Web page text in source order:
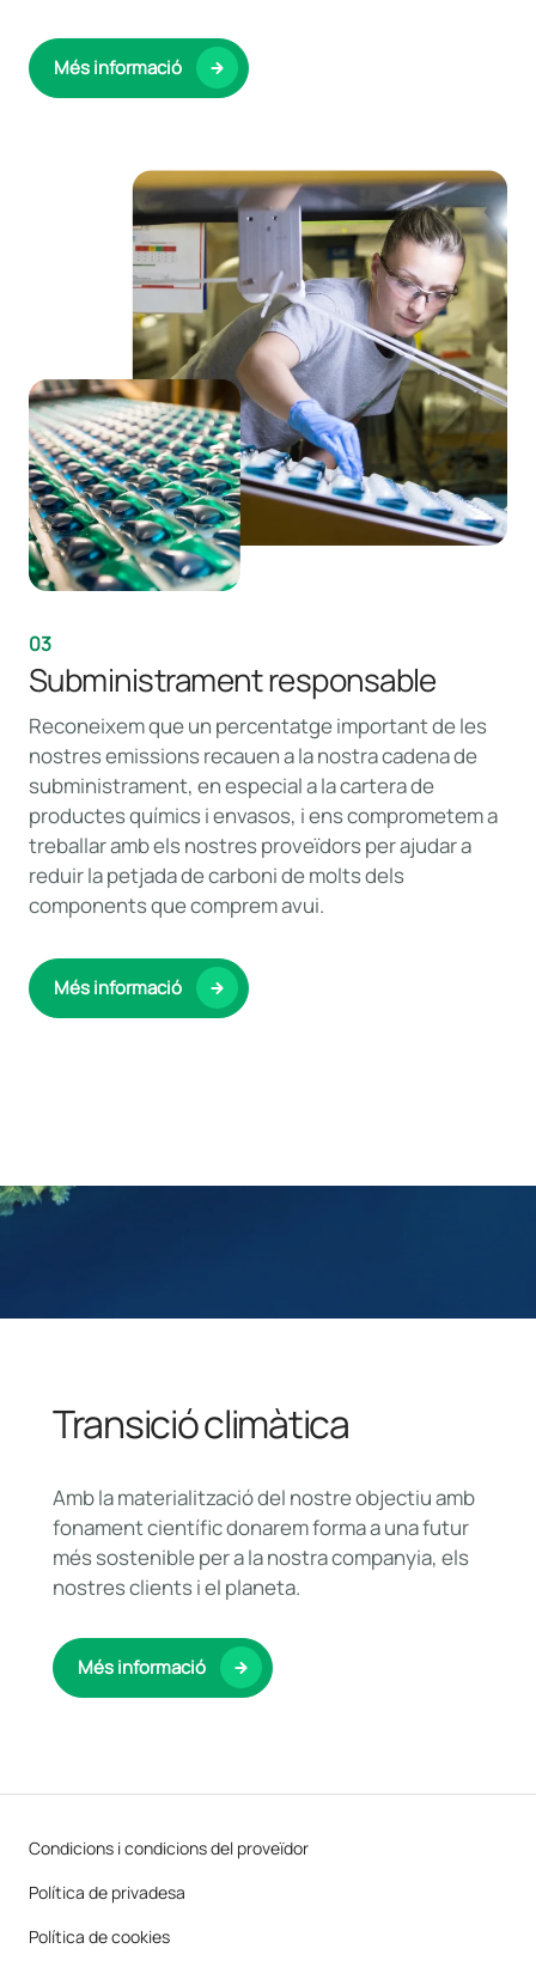
Més informació
03
Subministrament responsable
Reconeixem que un percentatge important de les
nostres emissions recauen a la nostra cadena de
subministrament, en especial a la cartera de
productes químics i envasos, i ens comprometem a
treballar amb els nostres proveïdors per ajudar a
reduir la petjada de carboni de molts dels
components que comprem avui.
Més informació
Transició climàtica
Amb la materialització del nostre objectiu amb
fonament científic donarem forma a una futur
més sostenible per a la nostra companyia, els
nostres clients i el planeta.
Més informació
Condicions i condicions del proveïdor
Política de privadesa
Política de cookies